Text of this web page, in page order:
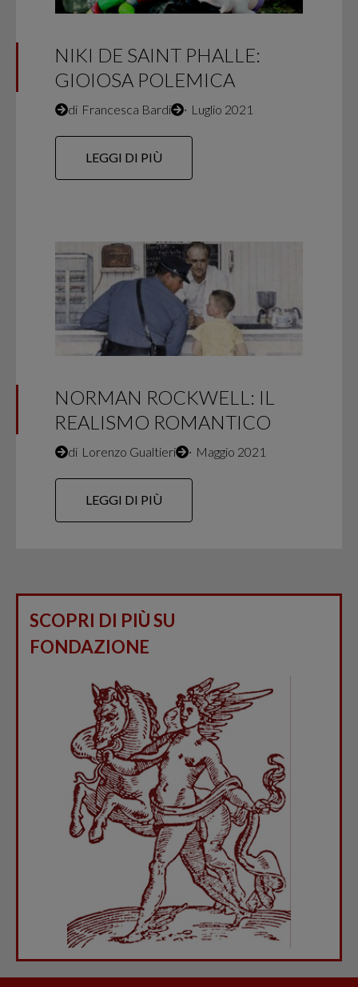
NIKI DE SAINT PHALLE:
GIOIOSA POLEMICA
di Francesca Bardi ∙ Luglio 2021
LEGGI DI PIÙ
NORMAN ROCKWELL: IL
REALISMO ROMANTICO
di Lorenzo Gualtieri ∙ Maggio 2021
LEGGI DI PIÙ
SCOPRI DI PIÙ SU
FONDAZIONE